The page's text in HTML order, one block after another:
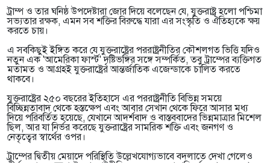
ট্রাম্প ও তার ঘনিষ্ঠ উপদেষ্টারা জোর দিয়ে বলেছেন যে, যুক্তরাষ্ট্র হলো পশ্চিমা
সভ্যতার রক্ষক, এমন সব শক্তির বিরুদ্ধে যারা এর সংস্কৃতি ও ঐতিহ্যকে ক্ষয়
করতে চায়।
এ সবকিছুই ইঙ্গিত করে যে যুক্তরাষ্ট্রের পররাষ্ট্রনীতির কৌশলগত ভিত্তি যদিও
নতুন এক 'আমেরিকা ফার্স্ট' দৃষ্টিভঙ্গির সঙ্গে সম্পর্কিত, তবু ট্রাম্পের ব্যক্তিগত
মতামত ও আগ্রহই যুক্তরাষ্ট্রের আন্তর্জাতিক এজেন্ডাকে চালিত করতে
থাকবে।
যুক্তরাষ্ট্রের ২৫০ বছরের ইতিহাসে এর পররাষ্ট্রনীতি বিভিন্ন সময়ে
বিচ্ছিন্নতাবাদ থেকে হস্তক্ষেপ এবং আবার সেখান থেকে ফিরে আসার মধ্য
দিয়ে পরিবর্তিত হয়েছে, যেখানে আদর্শবাদ ও বাস্তববাদের ভিন্নমাত্রার মিশেল
ছিল, আর যা নির্ভর করেছে যুক্তরাষ্ট্রের সামরিক শক্তি এবং জনগণ ও
নেতৃত্বের স্বার্থের ওপর।
ট্রাম্পের দ্বিতীয় মেয়াদে পরিস্থিতি উল্লেখযোগ্যভাবে বদলাতে দেখা গেলেও